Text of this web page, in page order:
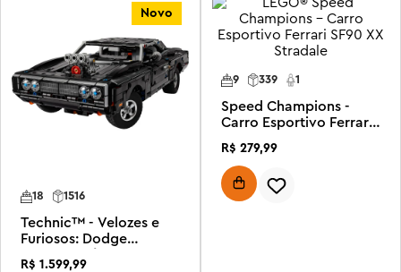
Novo
1516
18
Technic™ - Velozes e
Furiosos: Dodge
R$ 1 .599,99
9 1
339
Speed Champions -
Carro Esportivo Ferrari
R$ 279,99